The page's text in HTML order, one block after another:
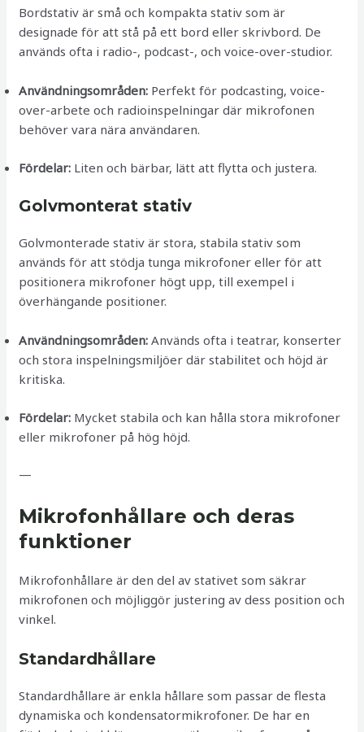
Bordstativ är små och kompakta stativ som är
designade för att stå på ett bord eller skrivbord. De
används ofta i radio-, podcast-, och voice-over-studior.
Användningsområden: Perfekt för podcasting, voice-
over-arbete och radioinspelningar där mikrofonen
behöver vara nära användaren.
Fördelar: Liten och bärbar, lätt att flytta och justera.
Golvmonterat stativ
Golvmonterade stativ är stora, stabila stativ som
används för att stödja tunga mikrofoner eller för att
positionera mikrofoner högt upp, till exempel i
överhängande positioner.
Användningsområden: Används ofta i teatrar, konserter
och stora inspelningsmiljöer där stabilitet och höjd är
kritiska.
Fördelar: Mycket stabila och kan hålla stora mikrofoner
eller mikrofoner på hög höjd.
—
Mikrofonhållare och deras
funktioner
Mikrofonhållare är den del av stativet som säkrar
mikrofonen och möjliggör justering av dess position och
vinkel.
Standardhållare
Standardhållare är enkla hållare som passar de flesta
dynamiska och kondensatormikrofoner. De har en